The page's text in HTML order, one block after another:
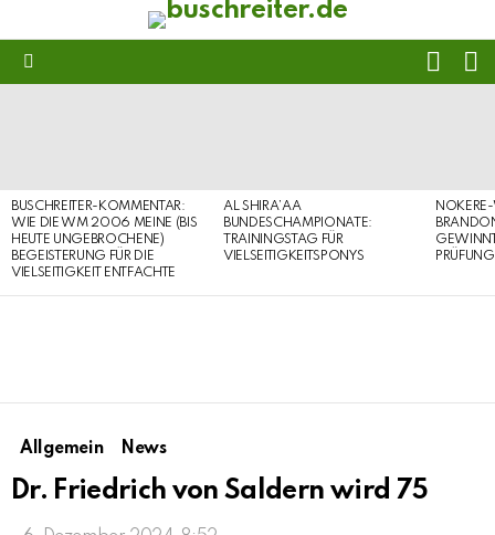
BUSCHREITER-KOMMENTAR:
WIE DIE WM 2006 MEINE (BIS
HEUTE UNGEBROCHENE)
BEGEISTERUNG FÜR DIE
VIELSEITIGKEIT ENTFACHTE
AL SHIRA’AA
BUNDESCHAMPIONATE:
TRAININGSTAG FÜR
VIELSEITIGKEITSPONYS
PRÜFUNG
Allgemein News
Dr. Friedrich von Saldern wird 75